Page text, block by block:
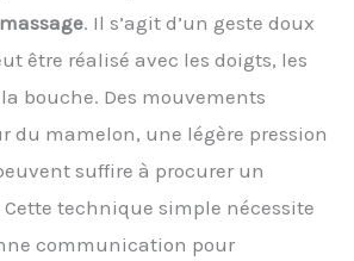
massage. Il s’agit d’un geste doux
être réalisé avec les doigts, les
bouche. Des mouvements
du mamelon, une légère pression
suffire à procurer un
technique simple nécessite
communication pour